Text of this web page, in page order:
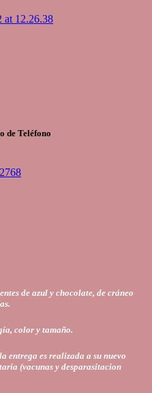
de Teléfono
de azul y chocolate, de cráneo
color y tamaño.
a entrega es realizada a su nuevo
(vacunas y desparasitacion